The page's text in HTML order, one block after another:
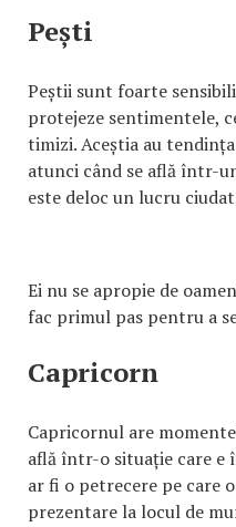
Pești
Peștii sunt foarte
protejeze sentimentele,
timizi. Aceștia au
atunci când se află într-
este deloc un lucru
Ei nu se apropie de
fac primul pas pentru a
Capricorn
Capricornul are
află într-o situație care e
ar fi o petrecere pe care
prezentare la locul de